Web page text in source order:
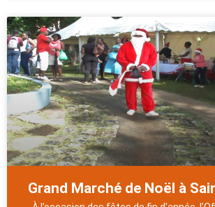
Grand Marché de Noël à